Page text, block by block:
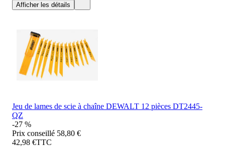
Afficher les détails
Jeu de lames de scie à chaîne DEWALT 12 pièces DT2445-
QZ
-27 %
Prix conseillé 58,80 €
42,98 €TTC